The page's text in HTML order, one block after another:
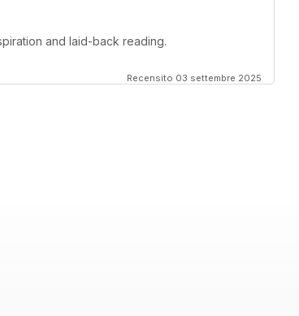
and laid-back reading.
Recensito 03 settembre 2025